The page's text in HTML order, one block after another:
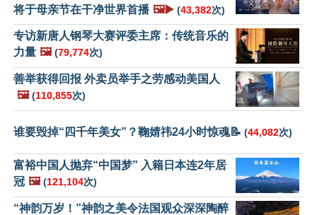
将于母亲节在干净世界首播 🖼️▶️ (43,382次)
专访新唐人钢琴大赛评委主席：传统音乐的
力量 🖼️ (79,774次)
善举获得回报 外卖员举手之劳感动美国人
🖼️ (110,855次)
谁要毁掉“四千年美女”？鞠婧祎24小时惊魂📝 (44,082次)
富裕中国人抛弃“中国梦” 入籍日本连2年居
冠 🖼️ (121,104次)
“神韵万岁！”神韵之美令法国观众深深陶醉